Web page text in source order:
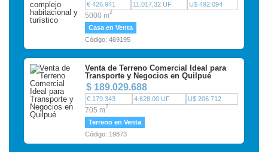
€ 426.941 11.017,32 UF U$ 492.094
5000 m2
Casa en Venta
Código: 469195
Venta de Terreno Comercial Ideal para
Transporte y Negocios en Quilpué
$ 189.029.688
€ 179.343 4.628,00 UF U$ 206.712
705 m2
Terreno en Venta
Código: 19873